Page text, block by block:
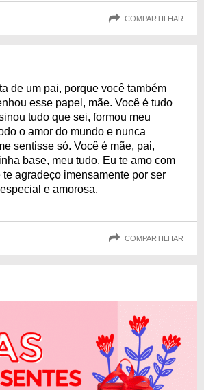
COMPARTILHAR
de um pai, porque você também
esse papel, mãe. Você é tudo
tudo que sei, formou meu
o amor do mundo e nunca
sentisse só. Você é mãe, pai,
base, meu tudo. Eu te amo com
te agradeço imensamente por ser
e amorosa.
COMPARTILHAR